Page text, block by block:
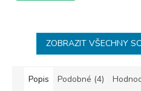
ZOBRAZIT VŠECHNY
Popis Podobné (4)